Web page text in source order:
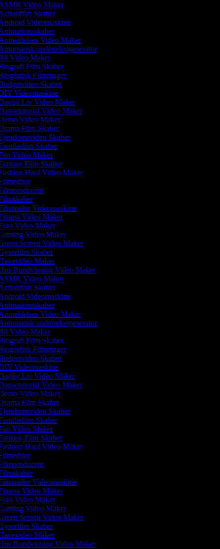
Video Maker
Skaber
Videomaskine
Video Maker
undertekstgenerator
Video Maker
Film Skaber
Filmmager
Skaber
Videomaskine
Liv Video Maker
Video Maker
Video Maker
Film Skaber
Skaber
Skaber
Video Maker
Film Skaber
Haul Video Maker
Videomaskine
Video Maker
Video Maker
Video Maker
Screen Video Maker
Skaber
Maker
Rundvisning Video Maker
Video Maker
Skaber
Videomaskine
Video Maker
undertekstgenerator
Video Maker
Film Skaber
Filmmager
Skaber
Videomaskine
Liv Video Maker
Video Maker
Video Maker
Film Skaber
Skaber
Skaber
Video Maker
Film Skaber
Haul Video Maker
Videomaskine
Video Maker
Video Maker
Video Maker
Screen Video Maker
Skaber
Maker
Rundvisning Video Maker